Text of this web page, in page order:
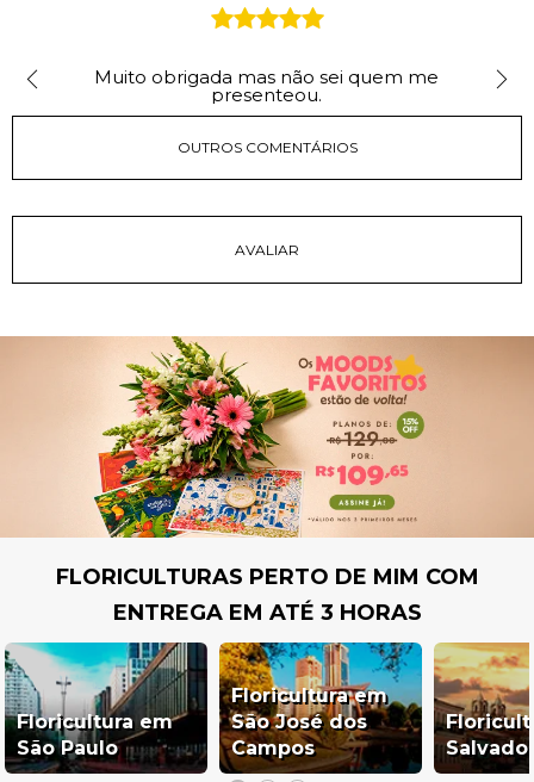
Muito obrigada mas não sei quem me
presenteou.
OUTROS COMENTÁRIOS
FLORICULTURAS PERTO DE MIM COM
ENTREGA EM ATÉ 3 HORAS
Floricultura em
São Paulo
Floricultura em
São José dos
Campos